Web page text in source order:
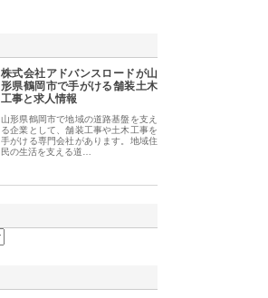
株式会社アドバンスロードが山
形県鶴岡市で手がける舗装土木
工事と求人情報
山形県鶴岡市で地域の道路基盤を支え
る企業として、舗装工事や土木工事を
手がける専門会社があります。地域住
民の生活を支える道…